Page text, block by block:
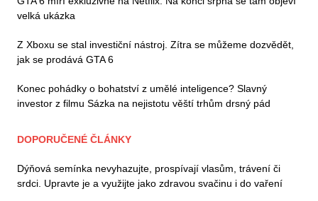
velká ukázka
Z Xboxu se stal investiční nástroj. Zítra se můžeme dozvědět,
jak se prodává GTA 6
Konec pohádky o bohatství z umělé inteligence? Slavný
investor z filmu Sázka na nejistotu věští trhům drsný pád
DOPORUČENÉ ČLÁNKY
Dýňová semínka nevyhazujte, prospívají vlasům, trávení či
srdci. Upravte je a využijte jako zdravou svačinu i do vaření